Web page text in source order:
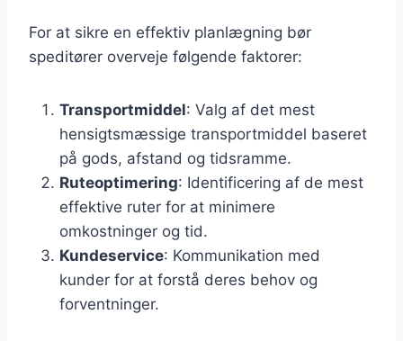
For at sikre en effektiv planlægning bør
speditører overveje følgende faktorer:
Transportmiddel: Valg af det mest
hensigtsmæssige transportmiddel baseret
på gods, afstand og tidsramme.
Ruteoptimering: Identificering af de mest
effektive ruter for at minimere
omkostninger og tid.
Kundeservice: Kommunikation med
kunder for at forstå deres behov og
forventninger.